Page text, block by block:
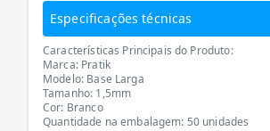
Especificações técnicas
Características Principais do Produto:
Marca: Pratik
Modelo: Base Larga
Tamanho: 1,5mm
Cor: Branco
Quantidade na embalagem: 50 unidades